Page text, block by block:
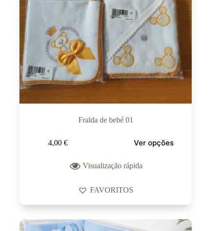
Fralda de bebé 01
4,00 € Ver opções
Visualização rápida
FAVORITOS